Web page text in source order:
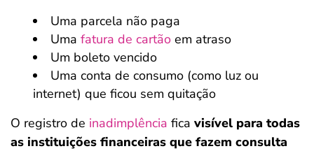
Uma parcela não paga
Uma fatura de cartão em atraso
Um boleto vencido
Uma conta de consumo (como luz ou
internet) que ficou sem quitação
O registro de inadimplência fica visível para todas
as instituições financeiras que fazem consulta